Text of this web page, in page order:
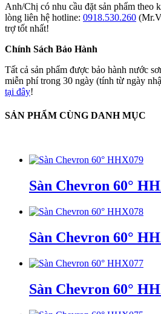
Anh/Chị có nhu cầu đặt sản phẩm theo
lòng liên hệ hotline: 0918.530.260
trợ tốt nhất!
Chính Sách Bảo Hành
Tất cả sản phẩm được bảo hành nước
miễn phí trong 30 ngày (tính từ ngày
tại đây!
SẢN PHẨM CÙNG DANH MỤC
Sàn Chevron 60°
Sàn Chevron 60°
Sàn Chevron 60°